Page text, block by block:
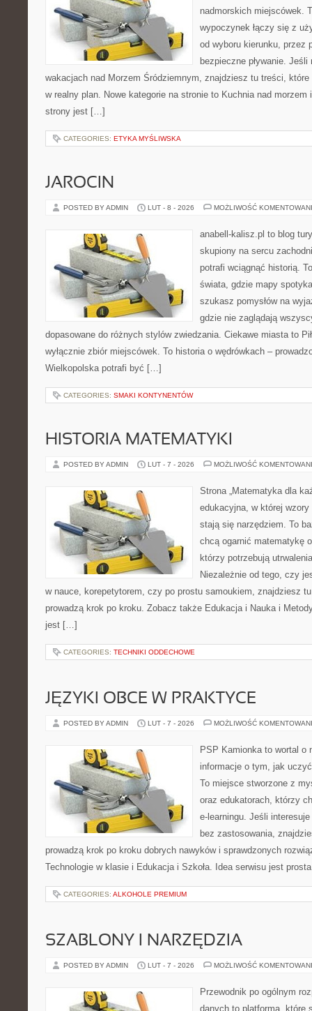
nadmorskich miejscówek.
wypoczynek łączy się z
od wyboru kierunku, przez
bezpieczne pływanie.
wakacjach nad Morzem Śródziemnym, znajdziesz tu treści, które
w realny plan. Nowe kategorie na stronie to Kuchnia nad morzem
strony jest […]
CATEGORIES: ETYKA MYŚLIWSKA
JAROCIN
POSTED BY ADMIN LUT - 8 - 2026 MOŻLIWOŚĆ
anabell-kalisz.pl to blog
skupiony na sercu
potrafi wciągnąć historią.
świata, gdzie mapy
szukasz pomysłów na
gdzie nie zaglądają
dopasowane do różnych stylów zwiedzania. Ciekawe miasta to
wyłącznie zbiór miejscówek. To historia o wędrówkach –
Wielkopolska potrafi być […]
CATEGORIES: SMAKI KONTYNENTÓW
HISTORIA MATEMATYKI
POSTED BY ADMIN LUT - 7 - 2026 MOŻLIWOŚĆ
Strona „Matematyka dla
edukacyjna, w której
stają się narzędziem. To
chcą ogarnić matematykę
którzy potrzebują
Niezależnie od tego, czy
w nauce, korepetytorem, czy po prostu samoukiem, znajdziesz
prowadzą krok po kroku. Zobacz także Edukacja i Nauka i
jest […]
CATEGORIES: TECHNIKI ODDECHOWE
JĘZYKI OBCE W PRAKTYCE
POSTED BY ADMIN LUT - 7 - 2026 MOŻLIWOŚĆ
PSP Kamionka to wortal o
informacje o tym, jak
To miejsce stworzone z
oraz edukatorach, którzy
e-learningu. Jeśli
bez zastosowania,
prowadzą krok po kroku dobrych nawyków i sprawdzonych
Technologie w klasie i Edukacja i Szkoła. Idea serwisu jest
CATEGORIES: ALKOHOLE PREMIUM
SZABLONY I NARZĘDZIA
POSTED BY ADMIN LUT - 7 - 2026 MOŻLIWOŚĆ
Przewodnik po ogólnym
danych to platforma, które